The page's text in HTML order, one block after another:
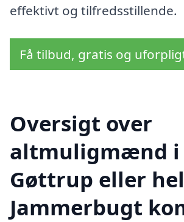
effektivt og tilfredsstillende.
Få tilbud, gratis og
Oversigt over
altmuligmænd i
Gøttrup eller
Jammerbugt